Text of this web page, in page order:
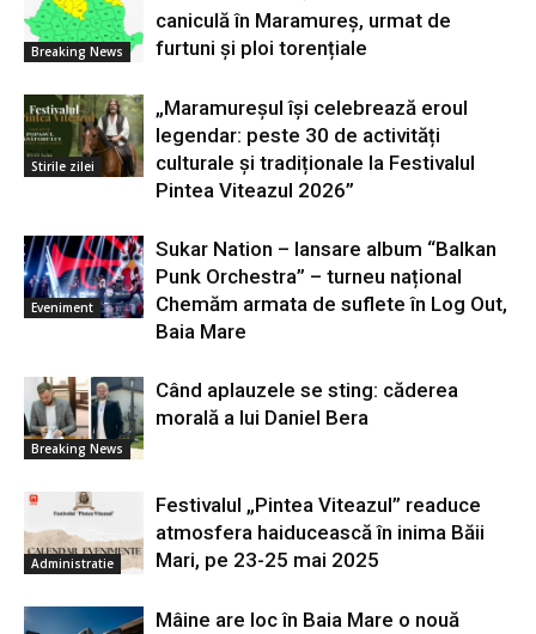
Breaking News
caniculă în Maramureș, urmat de
furtuni și ploi torențiale
Stirile zilei
„Maramureșul își celebrează eroul
legendar: peste 30 de activități
culturale și tradiționale la Festivalul
Pintea Viteazul 2026”
Eveniment
Sukar Nation – lansare album “Balkan
Punk Orchestra” – turneu național
Chemăm armata de suflete în Log Out,
Baia Mare
Breaking News
Când aplauzele se sting: căderea
morală a lui Daniel Bera
Administratie
Festivalul „Pintea Viteazul” readuce
atmosfera haiducească în inima Băii
Mari, pe 23-25 mai 2025
Mâine are loc în Baia Mare o nouă